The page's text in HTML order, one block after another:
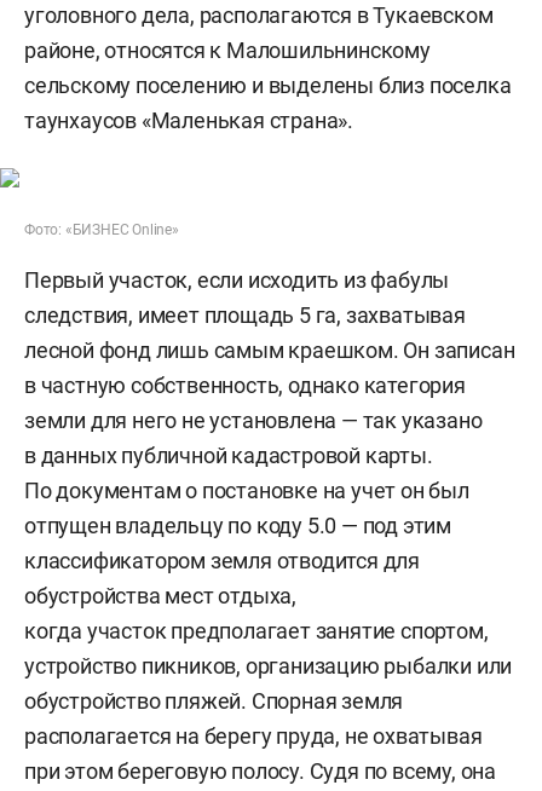
уголовного дела, располагаются в Тукаевском
районе, относятся к Малошильнинскому
сельскому поселению и выделены близ поселка
таунхаусов «Маленькая страна».
Фото: «БИЗНЕС Online»
Первый участок, если исходить из фабулы
следствия, имеет площадь 5 га, захватывая
лесной фонд лишь самым краешком. Он записан
в частную собственность, однако категория
земли для него не установлена — так указано
в данных публичной кадастровой карты.
По документам о постановке на учет он был
отпущен владельцу по коду 5.0 — под этим
классификатором земля отводится для
обустройства мест отдыха,
когда участок предполагает занятие спортом,
устройство пикников, организацию рыбалки или
обустройство пляжей. Спорная земля
располагается на берегу пруда, не охватывая
при этом береговую полосу. Судя по всему, она